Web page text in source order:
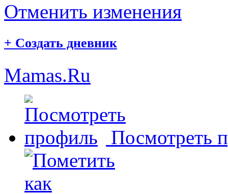
Отменить изменения
+ Создать дневник
Mamas.Ru
Посмотреть